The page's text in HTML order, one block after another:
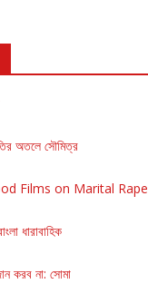
অতলে সৌমিত্র
Films on Marital Rape
ধারাবাহিক
করব না: সোমা